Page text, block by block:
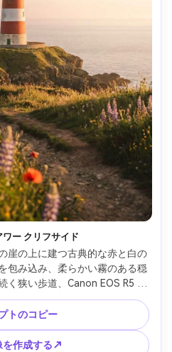
ー クリフサイド
崖の上に建つ古典的な赤と白の
包み込み、柔らかい霧のある穏
狭い歩道、Canon EOS R5 で
前景の野生の花の優しいボケ、
感、編集旅行写真、暖かいフィ
ィング --ar 4:5
トのコピー
を作成する↗